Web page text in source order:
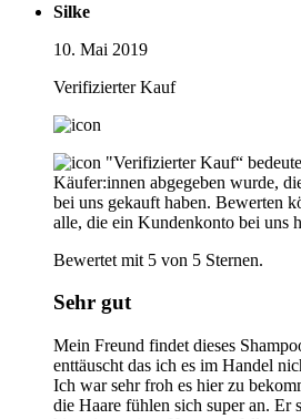
Silke
10. Mai 2019
Verifizierter Kauf
"Verifizierter Kauf“
Käufer:innen abgegeben wurde,
bei uns gekauft haben. Bewerten
alle, die ein Kundenkonto bei uns
Bewertet mit 5 von 5 Sternen.
Sehr gut
Mein Freund findet dieses
enttäuscht das ich es im Handel
Ich war sehr froh es hier zu
die Haare fühlen sich super an. Er